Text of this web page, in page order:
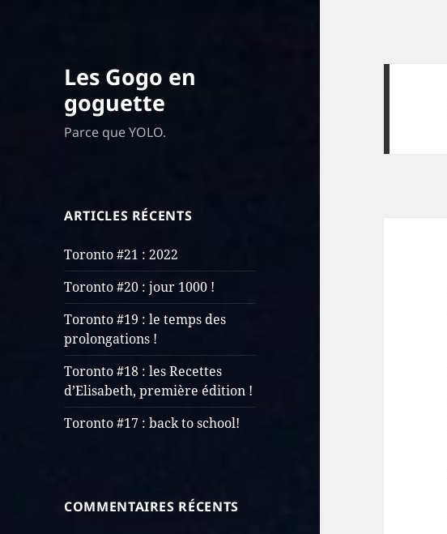
Les Gogo en
goguette
Parce que YOLO.
ARTICLES RÉCENTS
Toronto #21 : 2022
Toronto #20 : jour 1000 !
Toronto #19 : le temps des
prolongations !
Toronto #18 : les Recettes
d’Elisabeth, première édition !
Toronto #17 : back to school!
COMMENTAIRES RÉCENTS